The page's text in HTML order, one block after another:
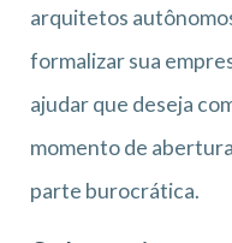
arquitetos
formalizar sua
ajudar que deseja
momento de
parte burocrática.